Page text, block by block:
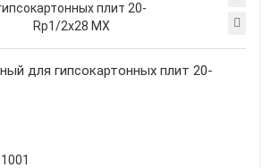
для гипсокартонных плит 20-